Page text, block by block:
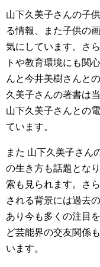
山下久美子さんの子
る情報、また子供の
気にしています。さ
トや教育環境にも関
んと今井美樹さんと
久美子さんの著書は
山下久美子さんとの
ています。
また 山下久美子さん
の生き方も話題とな
索も見られます。さ
される背景には過去
あり今も多くの注目
ど芸能界の交友関係
います。